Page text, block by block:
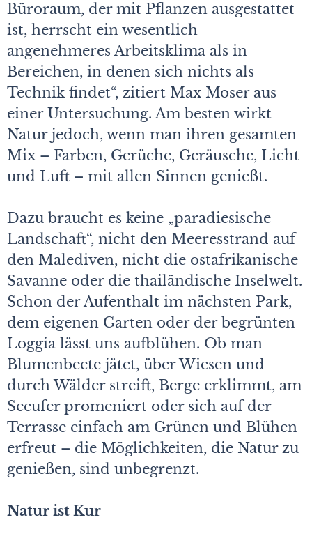
Büroraum, der mit Pflanzen ausgestattet
ist, herrscht ein wesentlich
angenehmeres Arbeitsklima als in
Bereichen, in denen sich nichts als
Technik findet“, zitiert Max Moser aus
einer Untersuchung. Am besten wirkt
Natur jedoch, wenn man ihren gesamten
Mix – Farben, Gerüche, Geräusche, Licht
und Luft – mit allen Sinnen genießt.
Dazu braucht es keine „paradiesische
Landschaft“, nicht den Meeresstrand auf
den Malediven, nicht die ostafrikanische
Savanne oder die thailändische Inselwelt.
Schon der Aufenthalt im nächsten Park,
dem eigenen Garten oder der begrünten
Loggia lässt uns aufblühen. Ob man
Blumenbeete jätet, über Wiesen und
durch Wälder streift, Berge erklimmt, am
Seeufer promeniert oder sich auf der
Terrasse einfach am Grünen und Blühen
erfreut – die Möglichkeiten, die Natur zu
genießen, sind unbegrenzt.
Natur ist Kur